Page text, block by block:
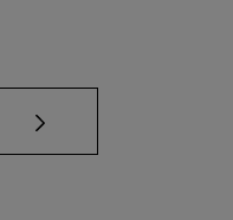
TAB para desplazarse.